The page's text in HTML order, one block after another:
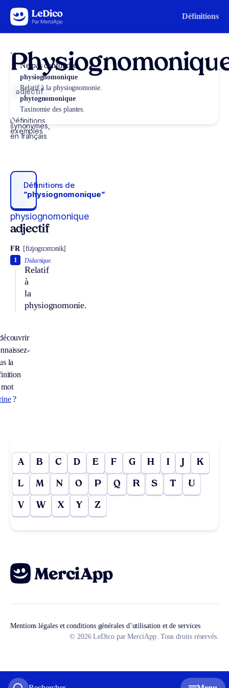
Aller au contenu Définitions
adjectif
Définitions,
synonymes,
exemples
en français
Définitions de
“physiognomonique“
physiognomonique
adjectif
FR [fizjognɔmɔnik]
Didactique.
Relatif
à
la
physiognomonie.
1
la
?
Ne pas confondre
physiognomonique
Relatif à la physiognomonie.
phytognomonique
Taxinomie des plantes.
A B C D E F G H I J K
L M N O P Q R S T U
V W X Y Z
Mentions légales et conditions générales d’utilisation et de services
© 2026 LeDico par MerciApp. Tous droits réservés.